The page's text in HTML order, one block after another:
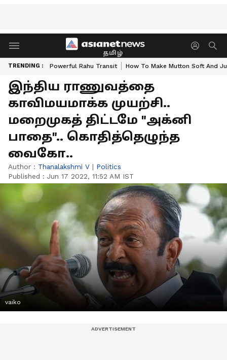
தமிழ்
TRENDING : Powerful Rahu Transit How To Make Mutton Soft And
இந்திய ராணுவத்தை
காவிமயமாக்க முயற்சி..
மறைமுகத் திட்டமே "அக்னி
பாதை".. கொதித்தெழுந்த
வைகோ..
Author : Thanalakshmi V | Politics
Published : Jun 17 2022, 11:52 AM IST
vaiko